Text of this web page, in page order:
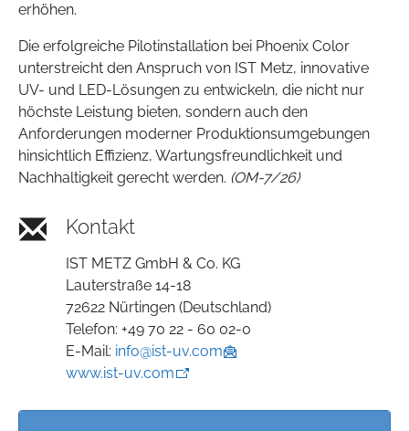
erhöhen.
Die erfolgreiche Pilotinstallation bei Phoenix Color
unterstreicht den Anspruch von IST Metz, innovative
UV- und LED-Lösungen zu entwickeln, die nicht nur
höchste Leistung bieten, sondern auch den
Anforderungen moderner Produktionsumgebungen
hinsichtlich Effizienz, Wartungsfreundlichkeit und
Nachhaltigkeit gerecht werden. (OM-7/26)
Kontakt
IST METZ GmbH & Co. KG
Lauterstraße 14-18
72622 Nürtingen (Deutschland)
Telefon: +49 70 22 - 60 02-0
E-Mail: info@ist-uv.com
www.ist-uv.com